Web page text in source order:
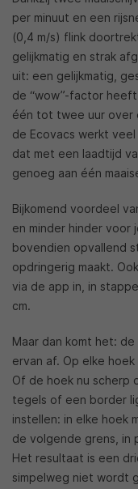
per minuut en een
(0,4 m/s) flink
gelijkmatig en strak
uit: een gelijkmatig,
de “wow”-factor
één tot twee uur over
de Ecovacs werkt
dat met een laadtijd
genoeg aan één
Bijkomend voordeel
en minder hinder voor
bovendien opvallend
opdringerig maakt.
via de app in, in
cm.
Maar dan komt het:
ervan af. Op elke
Of de hoek nu scherp
tegels of een border
instellen: in elke hoek
de volgende grens, in
Het resultaat is een
simpelweg niet wordt